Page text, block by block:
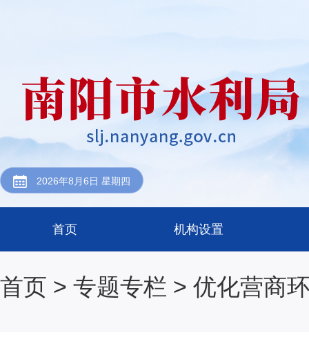
2026年8月6日 星期四
首页 机构设置
首页 > 专题专栏 > 优化营商